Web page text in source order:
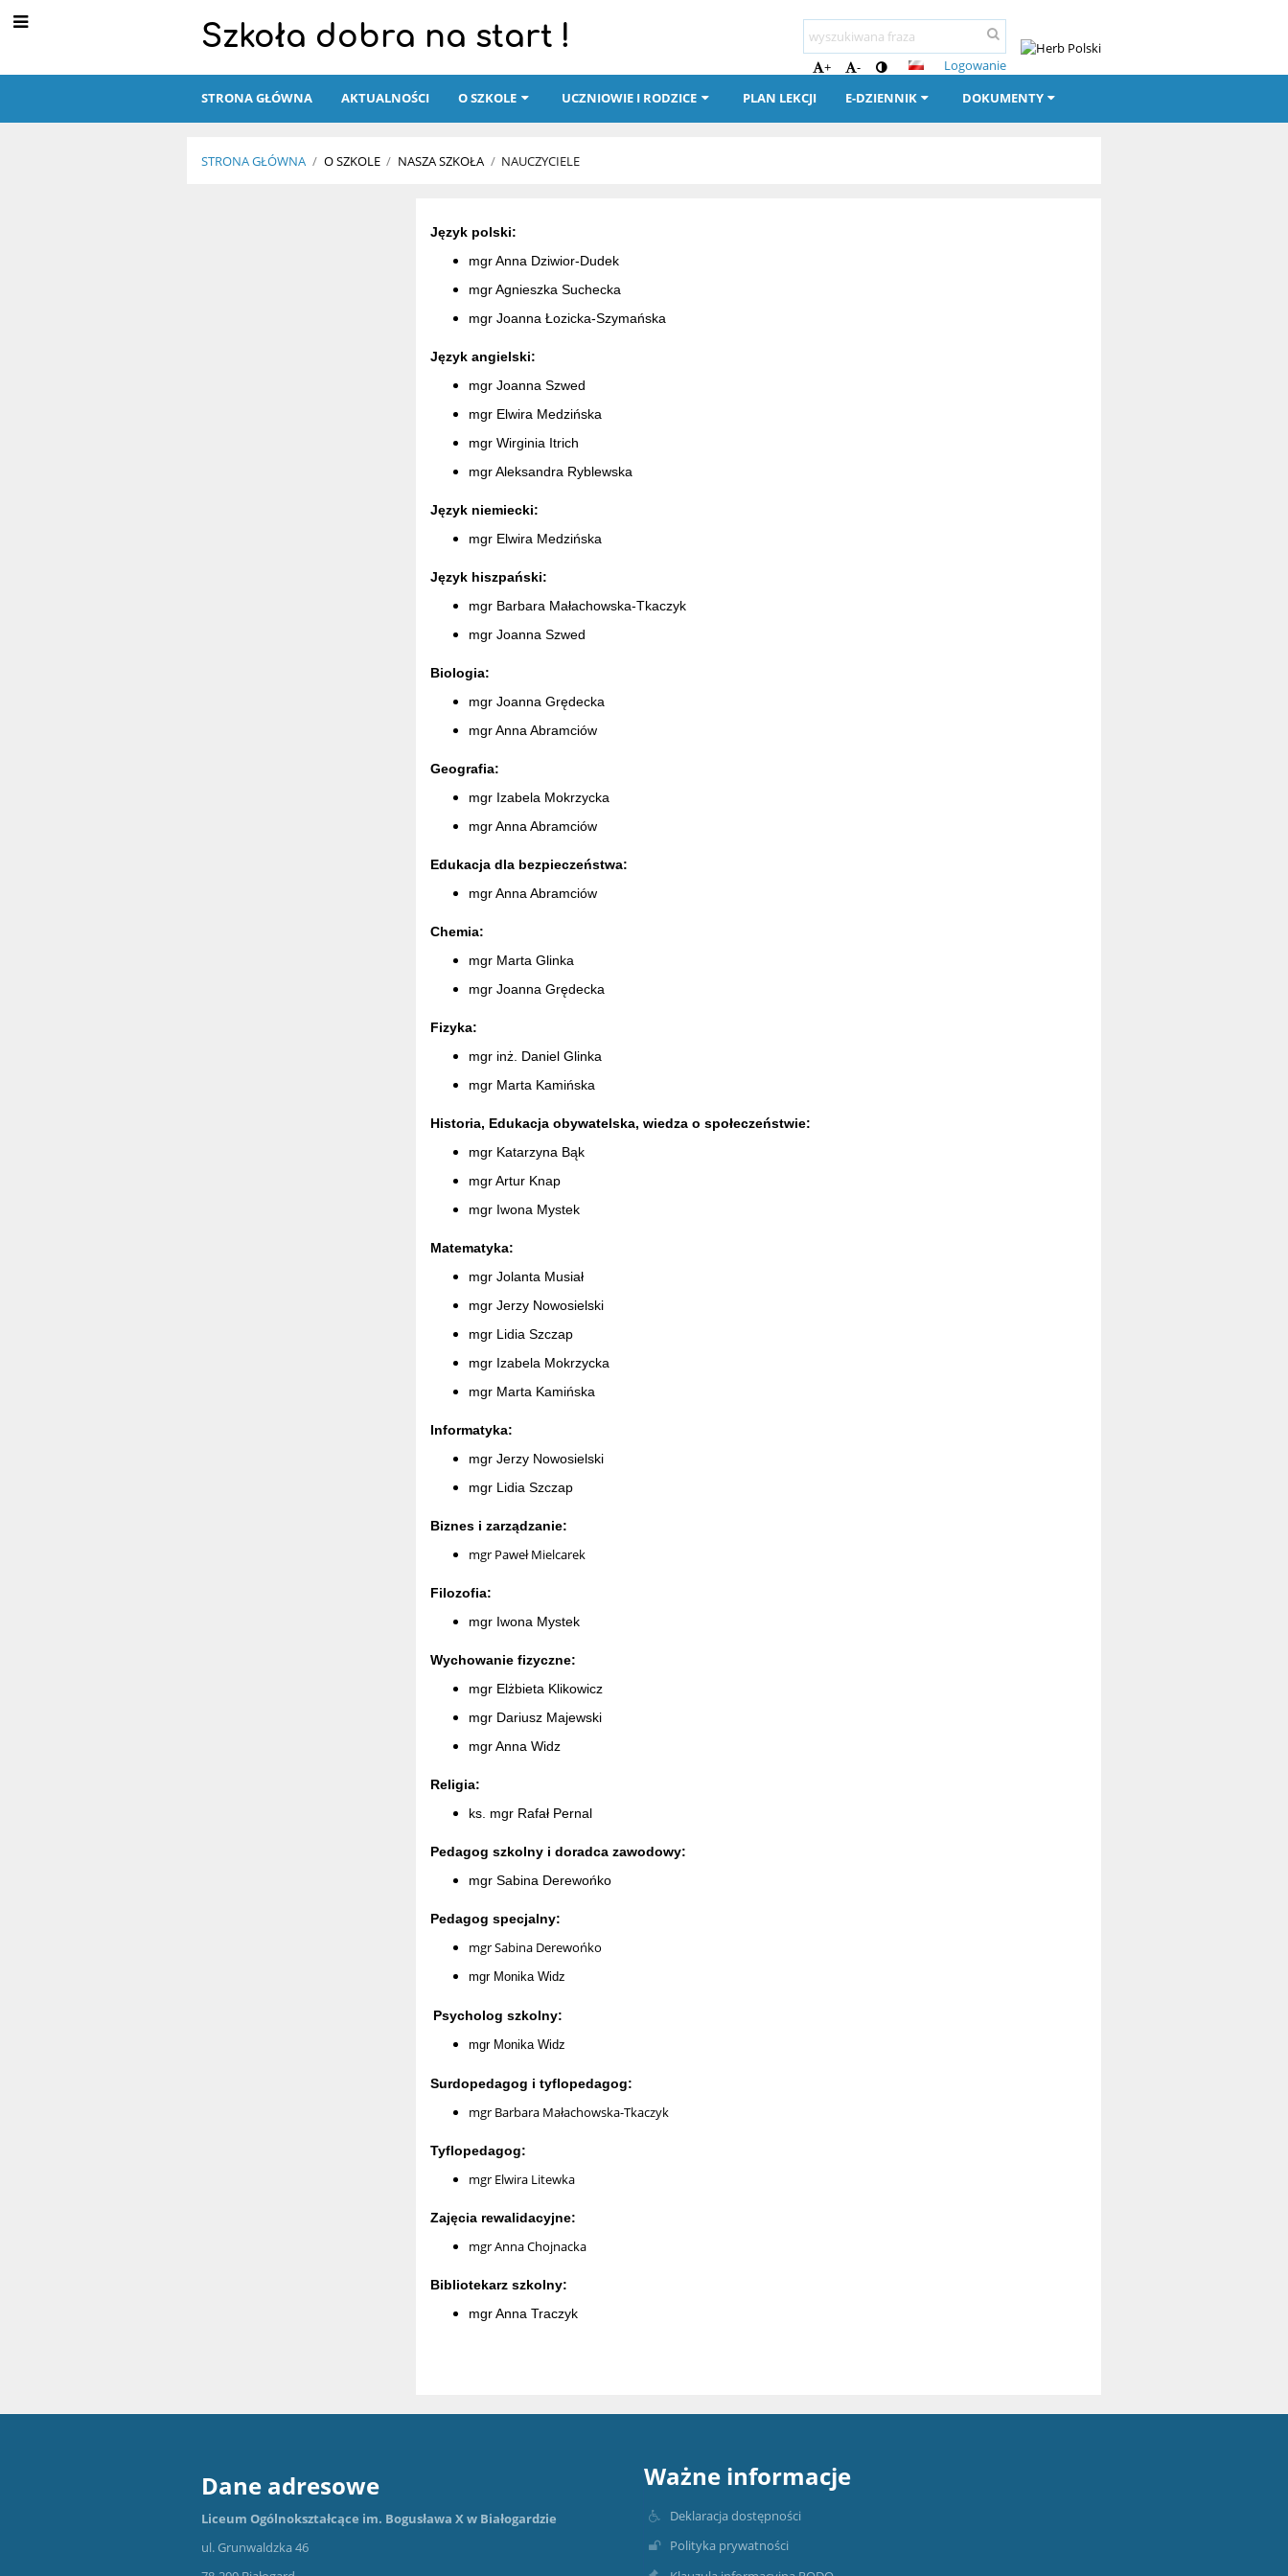
Szkoła dobra na start !
+ -
Logowanie
STRONA GŁÓWNA
AKTUALNOŚCI O SZKOLE UCZNIOWIE I RODZICE PLAN LEKCJI E-DZIENNIK DOKUMENTY
STRONA GŁÓWNA / O SZKOLE / NASZA SZKOŁA / NAUCZYCIELE
Język polski:
mgr Anna Dziwior-Dudek
mgr Agnieszka Suchecka
mgr Joanna Łozicka-Szymańska
Język angielski:
mgr Joanna Szwed
mgr Elwira Medzińska
mgr Wirginia Itrich
mgr Aleksandra Ryblewska
Język niemiecki:
mgr Elwira Medzińska
Język hiszpański:
mgr Barbara Małachowska-Tkaczyk
mgr Joanna Szwed
Biologia:
mgr Joanna Grędecka
mgr Anna Abramciów
Geografia:
mgr Izabela Mokrzycka
mgr Anna Abramciów
Edukacja dla bezpieczeństwa:
mgr Anna Abramciów
Chemia:
mgr Marta Glinka
mgr Joanna Grędecka
Fizyka:
mgr inż. Daniel Glinka
mgr Marta Kamińska
Historia, Edukacja obywatelska, wiedza o społeczeństwie:
mgr Katarzyna Bąk
mgr Artur Knap
mgr Iwona Mystek
Matematyka:
mgr Jolanta Musiał
mgr Jerzy Nowosielski
mgr Lidia Szczap
mgr Izabela Mokrzycka
mgr Marta Kamińska
Informatyka:
mgr Jerzy Nowosielski
mgr Lidia Szczap
Biznes i zarządzanie:
mgr Paweł Mielcarek
Filozofia:
mgr Iwona Mystek
Wychowanie fizyczne:
mgr Elżbieta Klikowicz
mgr Dariusz Majewski
mgr Anna Widz
Religia:
ks. mgr Rafał Pernal
Pedagog szkolny i doradca zawodowy:
mgr Sabina Derewońko
Pedagog specjalny:
mgr Sabina Derewońko
mgr Monika Widz
Psycholog szkolny:
mgr Monika Widz
Surdopedagog i tyflopedagog:
mgr Barbara Małachowska-Tkaczyk
Tyflopedagog:
mgr Elwira Litewka
Zajęcia rewalidacyjne:
mgr Anna Chojnacka
Bibliotekarz szkolny:
mgr Anna Traczyk
Dane adresowe
Liceum Ogólnokształcące im. Bogusława X w Białogardzie
ul. Grunwaldzka 46
Ważne informacje
Deklaracja dostępności
Polityka prywatności